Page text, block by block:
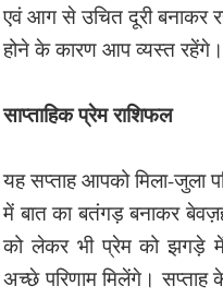
एवं आग से उचित दूरी बनाकर
होने के कारण आप व्यस्त रहेंगे।
साप्ताहिक प्रेम राशिफल
यह सप्ताह आपको मिला-जुला
में बात का बतंगड़ बनाकर
को लेकर भी प्रेम को झगड़े
अच्छे परिणाम मिलेंगे। सप्ताह